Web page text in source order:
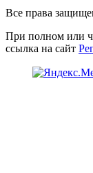
Все права
При полном или
ссылка на сайт